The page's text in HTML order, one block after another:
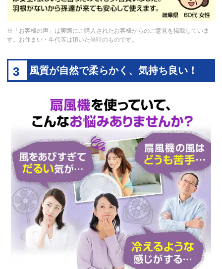
※「お客様の声」は実際にご購入されたお客様からのご意見を掲載していま
す。お住まい・年代等は頂いた当時のものです。
3 風質が自然で柔らかく、気持ち良い！